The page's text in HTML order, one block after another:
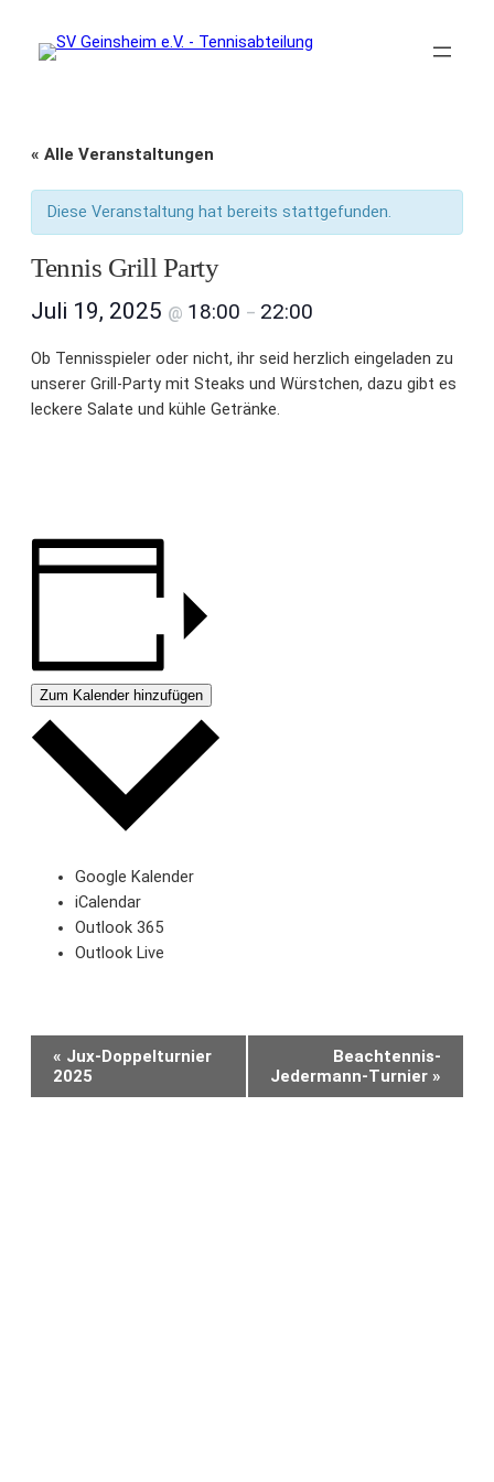
« Alle Veranstaltungen
Diese Veranstaltung hat bereits stattgefunden.
Tennis Grill Party
Juli 19, 2025 @ 18:00 – 22:00
Ob Tennisspieler oder nicht, ihr seid herzlich eingeladen zu
unserer Grill-Party mit Steaks und Würstchen, dazu gibt es
leckere Salate und kühle Getränke.
Zum Kalender hinzufügen
Google Kalender
iCalendar
Outlook 365
Outlook Live
Veranstaltung-
Navigation
« Jux-Doppelturnier
2025
Beachtennis-
Jedermann-Turnier »